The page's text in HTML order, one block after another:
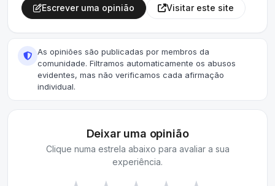
Escrever uma opinião Visitar este site
As opiniões são publicadas por membros da
comunidade. Filtramos automaticamente os abusos
evidentes, mas não verificamos cada afirmação
individual.
Deixar uma opinião
Clique numa estrela abaixo para avaliar a sua
experiência.